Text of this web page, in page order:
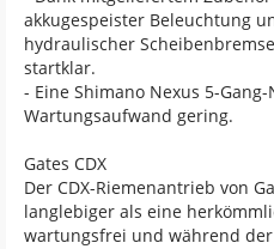
akkugespeister Beleuchtung
hydraulischer
startklar.
- Eine Shimano Nexus 5-
Wartungsaufwand gering.
Gates CDX
Der CDX-Riemenantrieb von
langlebiger als eine
wartungsfrei und während